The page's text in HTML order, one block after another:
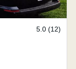
5.0 (12)